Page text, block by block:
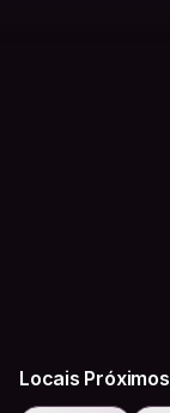
Locais Próximos